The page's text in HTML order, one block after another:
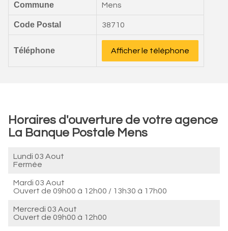
Commune Mens
Code Postal 38710
Téléphone Afficher le téléphone
Horaires d'ouverture de votre agence
La Banque Postale Mens
Lundi 03 Aout
Fermée
Mardi 03 Aout
Ouvert de 09h00 à 12h00 / 13h30 à 17h00
Mercredi 03 Aout
Ouvert de 09h00 à 12h00